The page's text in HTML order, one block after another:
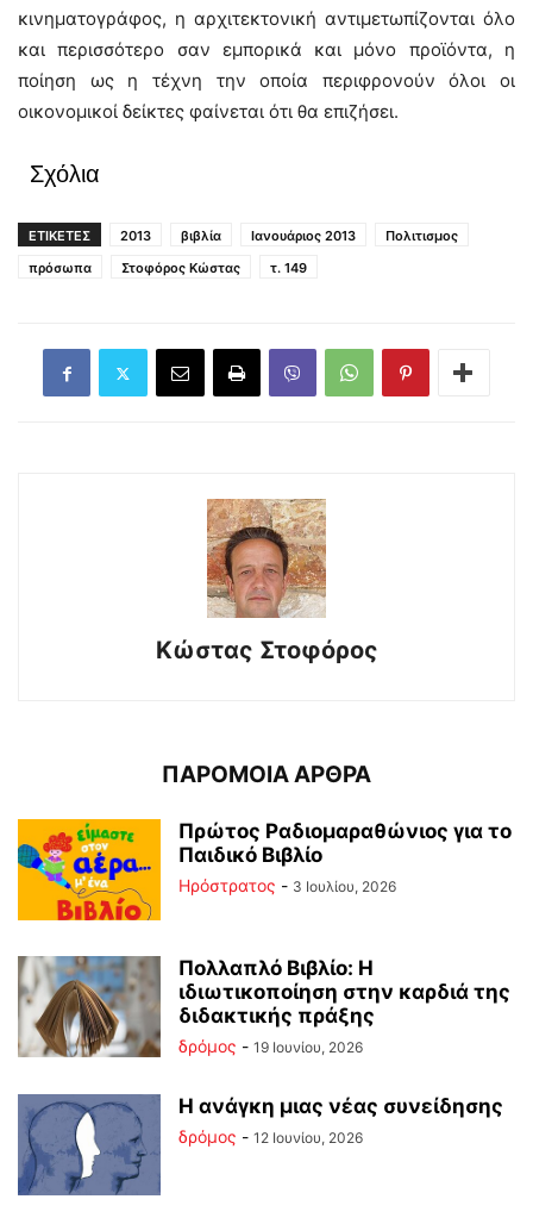
κινηματογράφος, η αρχιτεκτονική αντιμετωπίζονται όλο
και περισσότερο σαν εμπορικά και μόνο προϊόντα, η
ποίηση ως η τέχνη την οποία περιφρονούν όλοι οι
οικονομικοί δείκτες φαίνεται ότι θα επιζήσει.
Σχόλια
ΕΤΙΚΕΤΕΣ 2013 βιβλία Ιανουάριος 2013
Πολιτισμος
πρόσωπα
Στοφόρος Κώστας τ. 149
Κώστας Στοφόρος
ΠΑΡΟΜΟΙΑ ΑΡΘΡΑ
Πρώτος Ραδιομαραθώνιος για το
Παιδικό Βιβλίο
Ηρόστρατος - 3 Ιουλίου, 2026
Πολλαπλό Βιβλίο: Η
ιδιωτικοποίηση στην καρδιά της
διδακτικής πράξης
δρόμος - 19 Ιουνίου, 2026
Η ανάγκη μιας νέας συνείδησης
δρόμος - 12 Ιουνίου, 2026